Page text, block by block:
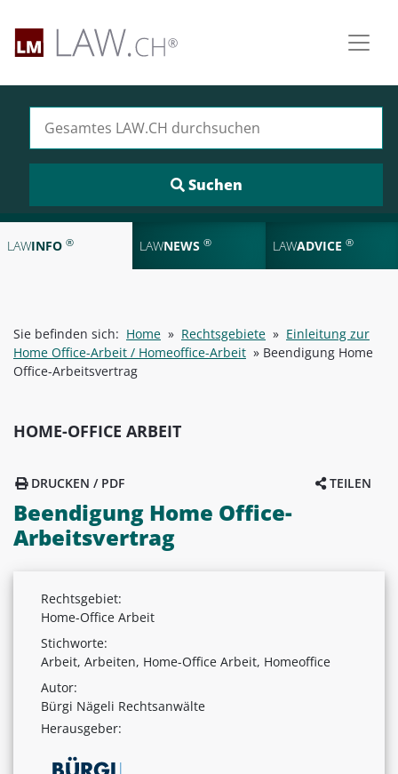
LAWINFO ® LAWNEWS ® LAWADVICE ®
Sie befinden sich: Home » Rechtsgebiete » Einleitung zur
Home Office-Arbeit / Homeoffice-Arbeit » Beendigung Home
Office-Arbeitsvertrag
HOME-OFFICE ARBEIT
TEILEN
DRUCKEN / PDF
Beendigung Home Office-
Arbeitsvertrag
Rechtsgebiet:
Home-Office Arbeit
Stichworte:
Arbeit, Arbeiten, Home-Office Arbeit, Homeoffice
Autor:
Bürgi Nägeli Rechtsanwälte
Herausgeber: